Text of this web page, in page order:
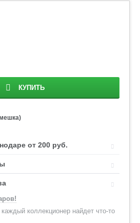
КУПИТЬ
от 200 руб.
коллекционер найдет что-то